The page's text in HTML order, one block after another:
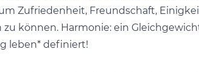
Zufriedenheit, Freundschaft,
können. Harmonie: ein
leben* definiert!